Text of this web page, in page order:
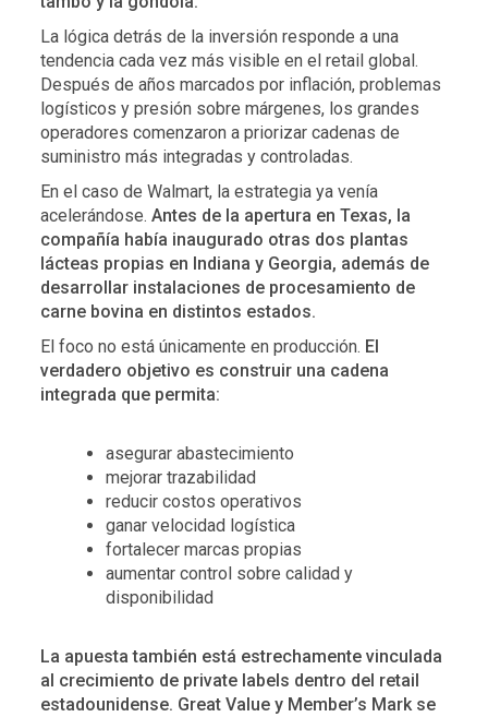
La lógica detrás de la inversión responde a una
tendencia cada vez más visible en el retail global.
Después de años marcados por inflación, problemas
logísticos y presión sobre márgenes, los grandes
operadores comenzaron a priorizar cadenas de
suministro más integradas y controladas.
En el caso de Walmart, la estrategia ya venía
acelerándose.Antes de la apertura en Texas, la
compañía había inaugurado otras dos plantas
lácteas propias en Indiana y Georgia, además de
desarrollar instalaciones de procesamiento de
carne bovina en distintos estados.
El foco no está únicamente en producción. El
verdadero objetivo es construir una cadena
integrada que permita:
asegurar abastecimiento
mejorar trazabilidad
reducir costos operativos
ganar velocidad logística
fortalecer marcas propias
aumentar control sobre calidad y
disponibilidad
La apuesta también está estrechamente vinculada
al crecimiento de private labels dentro del retail
estadounidense. Great Value y Member’s Mark se